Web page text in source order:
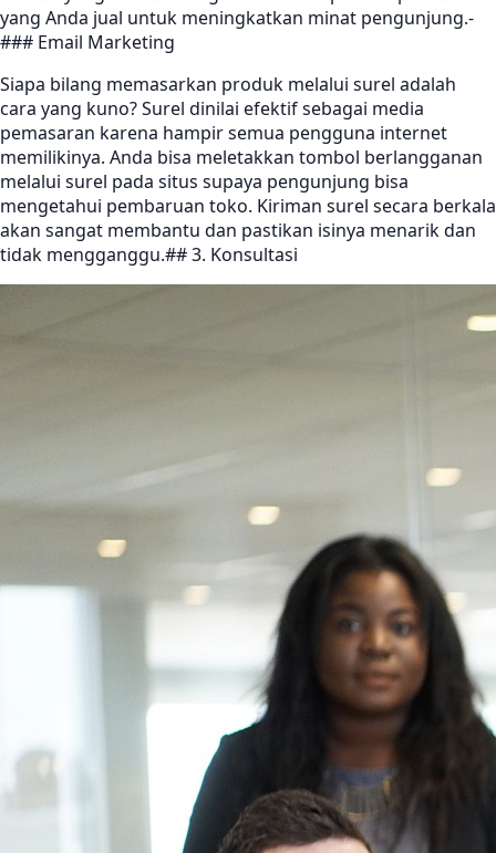
yang Anda jual untuk meningkatkan minat pengunjung.-
### Email Marketing
Siapa bilang memasarkan produk melalui surel adalah
cara yang kuno? Surel dinilai efektif sebagai media
pemasaran karena hampir semua pengguna internet
memilikinya. Anda bisa meletakkan tombol berlangganan
melalui surel pada situs supaya pengunjung bisa
mengetahui pembaruan toko. Kiriman surel secara berkala
akan sangat membantu dan pastikan isinya menarik dan
tidak mengganggu.## 3. Konsultasi